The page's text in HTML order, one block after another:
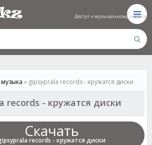
музыка » gipsyprala records - кружатся диски
records - кружатся диски
Скачать
records - кружатся диски
Доступ к музыкальному сервису
Доступ к музыкальному сервису